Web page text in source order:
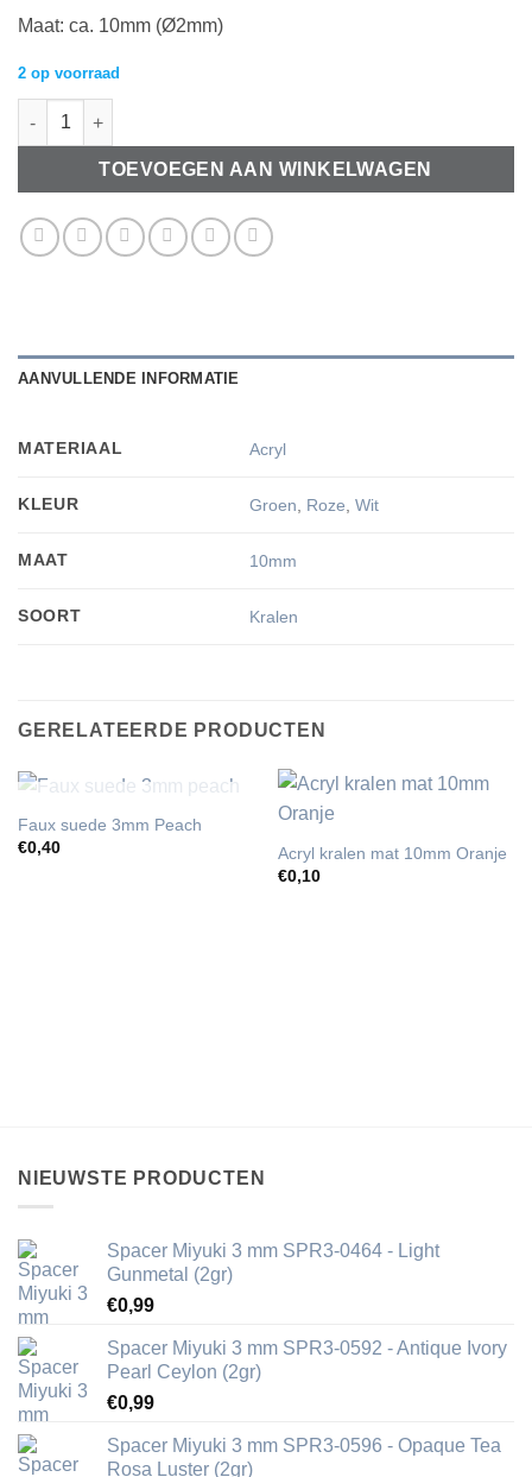
Maat: ca. 10mm (Ø2mm)
2 op voorraad
Polymeer kralen Aardbei (±10mm) aantal
TOEVOEGEN AAN WINKELWAGEN
AANVULLENDE INFORMATIE
MATERIAAL Acryl
KLEUR Groen, Roze,Wit
MAAT 10mm
SOORT Kralen
GERELATEERDE PRODUCTEN
UITVERKOCHT
Faux suede 3mm Peach
€0,40
Acryl kralen mat 10mm Oranje
€0,10
NIEUWSTE PRODUCTEN
Spacer Miyuki 3 mm SPR3-0464 - Light
Gunmetal (2gr)
€0,99
Spacer Miyuki 3 mm SPR3-0592 - Antique Ivory
Pearl Ceylon (2gr)
€0,99
Spacer Miyuki 3 mm SPR3-0596 - Opaque Tea
Rosa Luster (2gr)